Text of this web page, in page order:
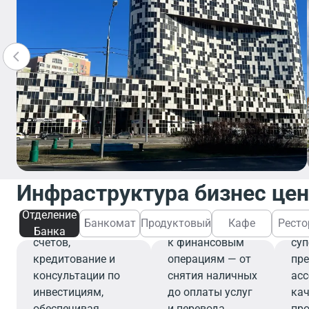
Инфраструктура бизнес
Отделение
Банка
Банкомат Продуктовый Кафе
Отделение
Банка
Отделение банка
широкий спектр
финансовых услуг,
включая открытие
счетов,
кредитование и
консультации по
инвестициям,
Банкомат
обеспечивает
быстрый и
удобный доступ
к финансовым
операциям — от
снятия наличных
до оплаты услуг